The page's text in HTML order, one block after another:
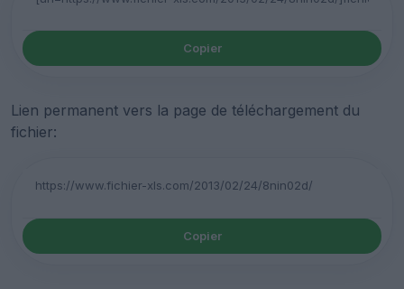
Copier
Lien permanent vers la page de téléchargement du
fichier:
Copier